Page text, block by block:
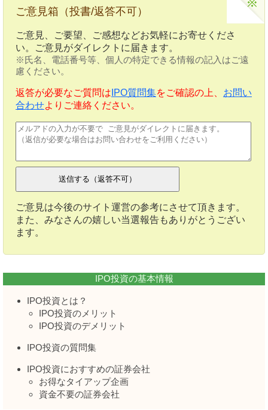
ご意見箱（投書/返答不可）
ご意見、ご要望、ご感想などお気軽にお寄せくださ
い。ご意見がダイレクトに届きます。
※氏名、電話番号等、個人の特定できる情報の記入はご遠
慮ください。
返答が必要なご質問は IPO質問集をご確認の上、 お問い
合わせよりご連絡ください。
ご意見は今後のサイト運営の参考にさせて頂きます。
また、みなさんの嬉しい当選報告もありがとうござい
ます。
IPO投資の基本情報
IPO投資とは？
IPO投資のメリット
IPO投資のデメリット
IPO投資の質問集
IPO投資におすすめの証券会社
お得なタイアップ企画
資金不要の証券会社